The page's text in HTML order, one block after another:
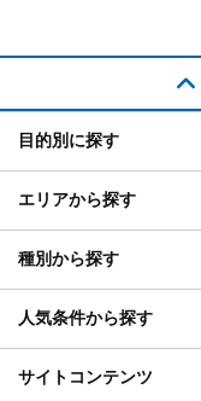
目的別に探す
エリアから探す
種別から探す
人気条件から探す
サイトコンテンツ